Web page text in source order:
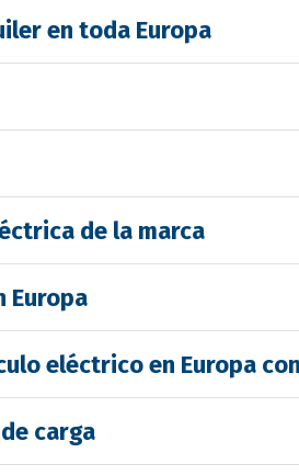
en toda Europa
de la marca
Europa
eléctrico en Europa
carga